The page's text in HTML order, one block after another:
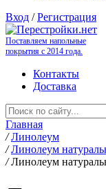
Вход /Регистрация
Поставляем напольные
покрытия с 2014 года.
Контакты
Доставка
Главная
/ Линолеум
/ Линолеум
/ Линолеум